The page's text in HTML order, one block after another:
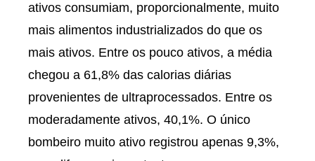
ativos consumiam, proporcionalmente, muito
mais alimentos industrializados do que os
mais ativos. Entre os pouco ativos, a média
chegou a 61,8% das calorias diárias
provenientes de ultraprocessados. Entre os
moderadamente ativos, 40,1%. O único
bombeiro muito ativo registrou apenas 9,3%,